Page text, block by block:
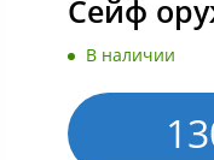
Сейф
В наличии